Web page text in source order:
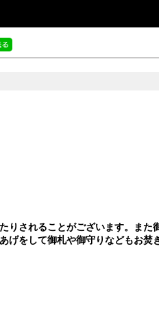
されることがございます。ま
げをして御札や御守りなどもお焚